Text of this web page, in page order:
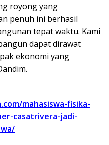
royong yang
penuh ini berhasil
tepat waktu. Kami
dapat dirawat
ekonomi yang
mahasiswa-fisika-
casatrivera-jadi-